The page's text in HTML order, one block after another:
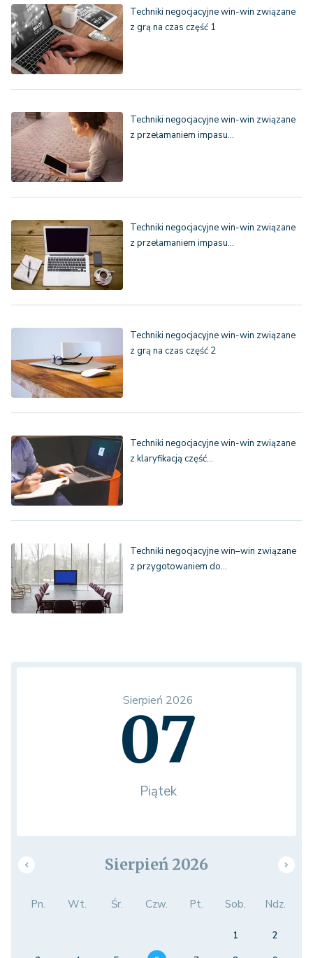
Techniki negocjacyjne win-win związane
z grą na czas część 1
Techniki negocjacyjne win-win związane
z przełamaniem impasu…
Techniki negocjacyjne win-win związane
z przełamaniem impasu…
Techniki negocjacyjne win-win związane
z grą na czas część 2
Techniki negocjacyjne win-win związane
z klaryfikacją część…
Techniki negocjacyjne win–win związane
z przygotowaniem do…
Sierpień 2026
07
Piątek
Sierpień 2026
Pn. Wt. Śr. Czw. Pt. Sob. Ndz.
1
2